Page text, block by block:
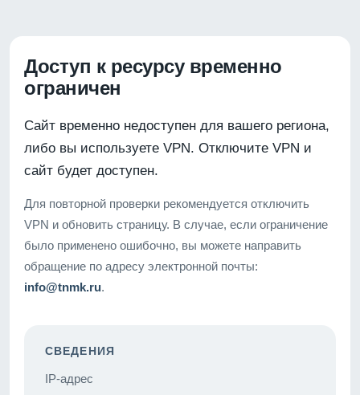
Доступ к ресурсу временно
ограничен
Сайт временно недоступен для вашего региона,
либо вы используете VPN. Отключите VPN и
сайт будет доступен.
Для повторной проверки рекомендуется отключить
VPN и обновить страницу. В случае, если ограничение
было применено ошибочно, вы можете направить
обращение по адресу электронной почты:
info@tnmk.ru.
СВЕДЕНИЯ
IP-адрес